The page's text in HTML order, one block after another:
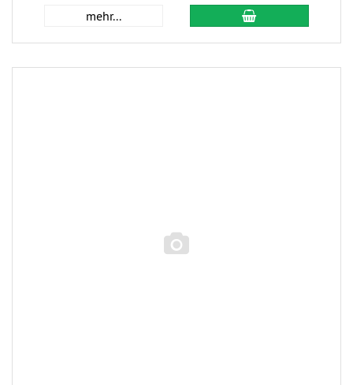
mehr...